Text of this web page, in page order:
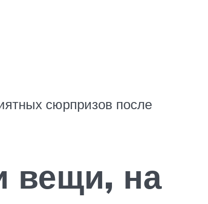
сюрпризов после
вещи, на